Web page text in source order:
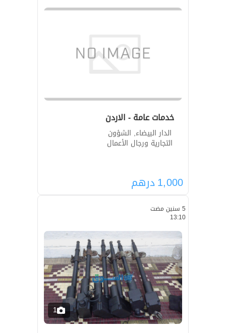
خدمات عامة - الاردن
الدار البيضاء, الشؤون
التجارية ورجال الأعمال
1,000درهم
5 سنين مضت
13:10
1